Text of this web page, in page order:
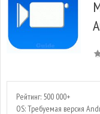
Рейтинг: 500 000+
OS: Требуемая версия